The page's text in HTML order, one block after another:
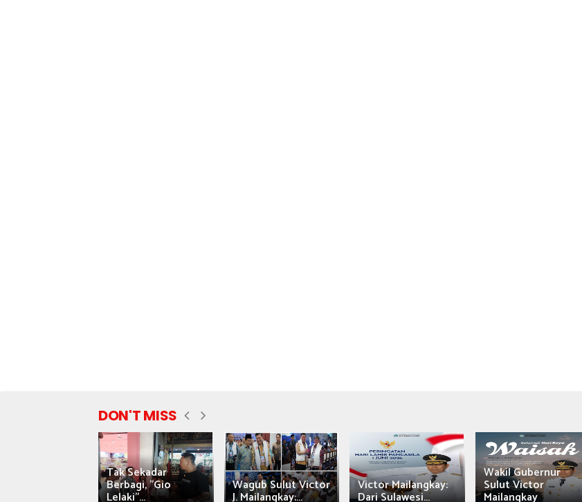
DON'T MISS
Tak Sekadar
Berbagi, "Gio
Lelaki"...
Wagub Sulut Victor
J. Mailangkay:...
Victor Mailangkay:
Dari Sulawesi...
Wakil Gubernur
Sulut Victor
Mailangkay